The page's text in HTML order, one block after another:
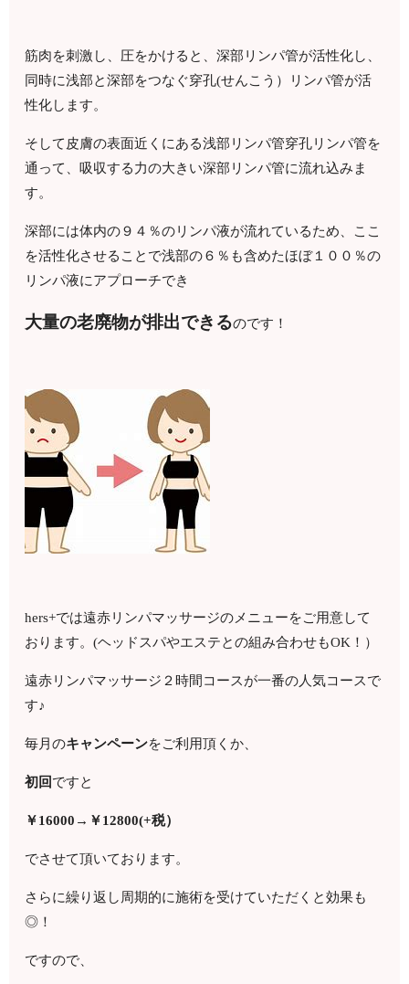
筋肉を刺激し、圧をかけると、深部リンパ管が活性化し、
同時に浅部と深部をつなぐ穿孔(せんこう）リンパ管が活
性化します。
そして皮膚の表面近くにある浅部リンパ管穿孔リンパ管を
通って、吸収する力の大きい深部リンパ管に流れ込みま
す。
深部には体内の９４％のリンパ液が流れているため、ここ
を活性化させることで浅部の６％も含めたほぼ１００％の
リンパ液にアプローチでき
大量の老廃物が排出できるのです！
hers+では遠赤リンパマッサージのメニューをご用意して
おります。(ヘッドスパやエステとの組み合わせもOK！）
遠赤リンパマッサージ２時間コースが一番の人気コースで
す♪
毎月のキャンペーンをご利用頂くか、
初回 ですと
￥16000→￥12800(+税）
でさせて頂いております。
さらに繰り返し周期的に施術を受けていただくと効果も
◎！
ですので、